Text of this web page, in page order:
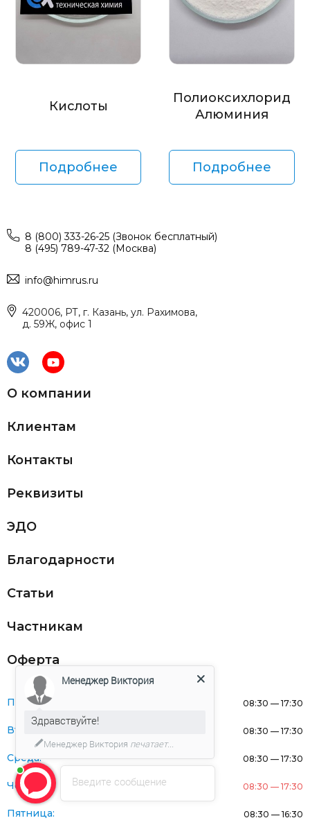
Кислоты
Подробнее
Полиоксихлорид
Алюминия
Подробнее
8 (800) 333-26-25 (Звонок бесплатный)
8 (495) 789-47-32 (Москва)
info@himrus.ru
420006, РТ, г. Казань, ул. Рахимова,
д. 59Ж, офис 1
О компании
Клиентам
Контакты
Реквизиты
ЭДО
Благодарности
Статьи
Частникам
Оферта
Понедельник: 08:30 — 17:30
Вторник: 08:30 — 17:30
Среда: 08:30 — 17:30
Четверг: 08:30 — 17:30
Пятница: 08:30 — 16:30
Введите сообщение
Менеджер Виктория
Здравствуйте!
Менеджер Виктория печатает...